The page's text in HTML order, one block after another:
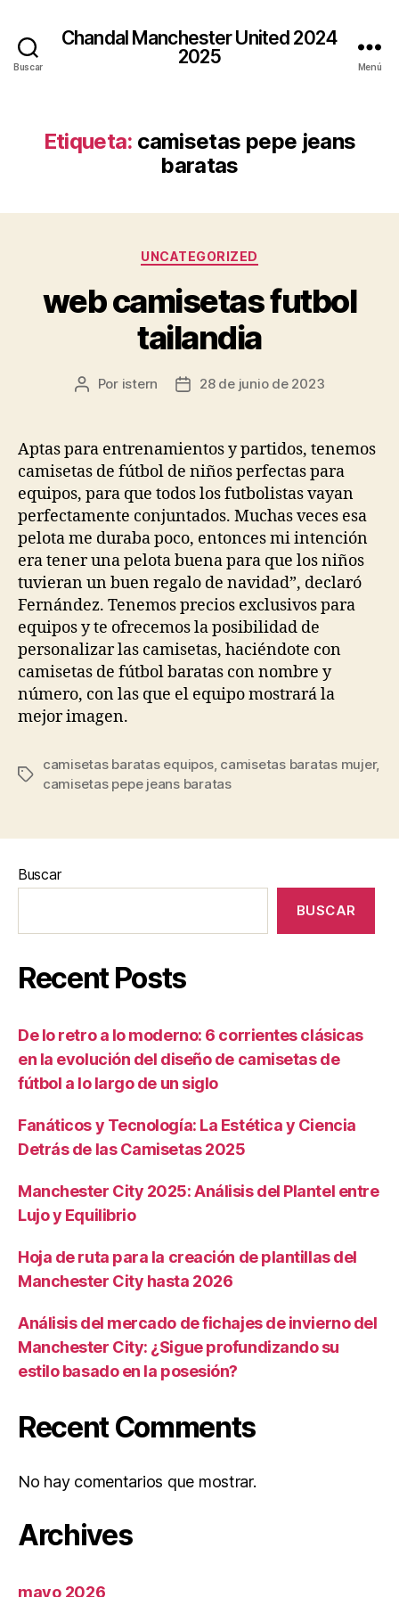
Buscar
Chandal Manchester United 2024
2025
Menú
Etiqueta: camisetas pepe jeans
baratas
Categorías
UNCATEGORIZED
web camisetas futbol
tailandia
Autor
entrada
Por istern
Fecha
entrada
28 de junio de 2023
Aptas para entrenamientos y partidos, tenemos
camisetas de fútbol de niños perfectas para
equipos, para que todos los futbolistas vayan
perfectamente conjuntados. Muchas veces esa
pelota me duraba poco, entonces mi intención
era tener una pelota buena para que los niños
tuvieran un buen regalo de navidad”, declaró
Fernández. Tenemos precios exclusivos para
equipos y te ofrecemos la posibilidad de
personalizar las camisetas, haciéndote con
camisetas de fútbol baratas con nombre y
número, con las que el equipo mostrará la
mejor imagen.
Etiquetas
camisetas baratas equipos, camisetas baratas mujer,
camisetas pepe jeans baratas
Buscar
BUSCAR
Recent Posts
De lo retro a lo moderno: 6 corrientes clásicas
en la evolución del diseño de camisetas de
fútbol a lo largo de un siglo
Fanáticos y Tecnología: La Estética y Ciencia
Detrás de las Camisetas 2025
Manchester City 2025: Análisis del Plantel entre
Lujo y Equilibrio
Hoja de ruta para la creación de plantillas del
Manchester City hasta 2026
Análisis del mercado de fichajes de invierno del
Manchester City: ¿Sigue profundizando su
estilo basado en la posesión?
Recent Comments
No hay comentarios que mostrar.
Archives
mayo 2026